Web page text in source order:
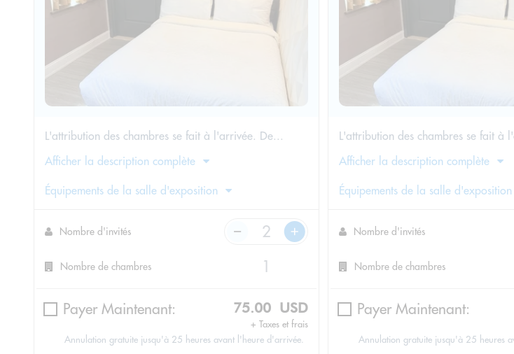
L'attribution des chambres se fait à l'arrivée. De...
Afficher la description complète
Équipements de la salle d'exposition
Nombre d'invités
Nombre de chambres
Payer Maintenant: 75.00 USD
+ Taxes et frais
Annulation gratuite jusqu'à 25 heures avant l'heure d'arrivée.
L'attribution des chambres se fait à
Afficher la description complète
Équipements de la salle d'exposition
Nombre d'invités
Nombre de chambres
Payer Maintenant:
Annulation gratuite jusqu'à 25 heures